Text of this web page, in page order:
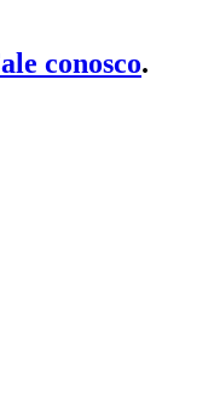
conosco.